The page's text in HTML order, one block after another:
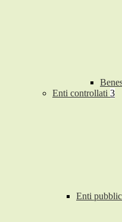
Enti controllati 3
Enti